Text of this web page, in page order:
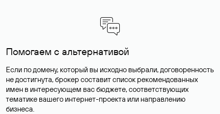
Помогаем с альтернативой
Если по домену, который вы исходно выбрали, договоренность
не достигнута, брокер составит список рекомендованных
имен в интересующем вас бюджете, соответствующих
тематике вашего интернет-проекта или направлению
бизнеса.